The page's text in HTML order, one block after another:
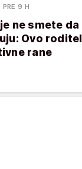
PRE 9 H
ne smete
Ovo
rane